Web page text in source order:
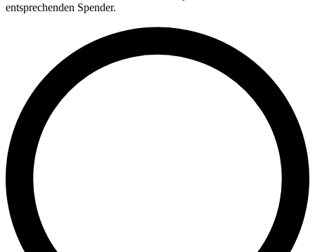
entsprechenden Spender.